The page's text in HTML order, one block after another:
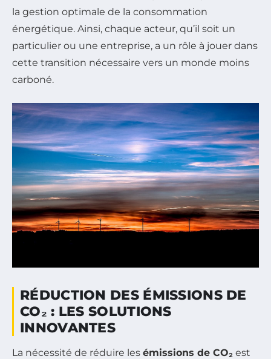
la gestion optimale de la consommation
énergétique. Ainsi, chaque acteur, qu’il soit un
particulier ou une entreprise, a un rôle à jouer dans
cette transition nécessaire vers un monde moins
carboné.
RÉDUCTION DES ÉMISSIONS DE
CO₂ : LES SOLUTIONS
INNOVANTES
La nécessité de réduire les émissions de CO₂ est